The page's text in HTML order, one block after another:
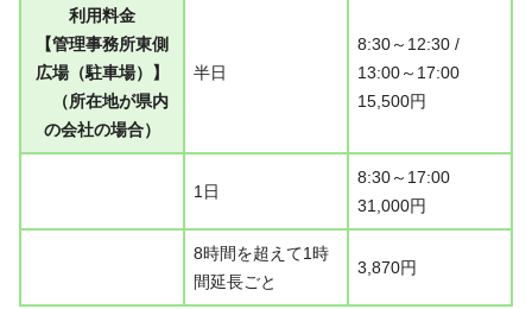
利用料金
【管理事務所東側
広場（駐車場）】
（所在地が県内
の会社の場合）
半日
8:30～12:30 /
13:00～17:00
15,500円
1日
8:30～17:00
31,000円
8時間を超えて1時
間延長ごと
3,870円